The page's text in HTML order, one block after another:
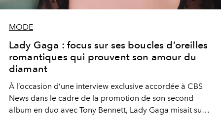
MODE
Lady Gaga : focus sur ses boucles d’oreilles
romantiques qui prouvent son amour du
diamant
À l’occasion d’une interview exclusive accordée à CBS
News dans le cadre de la promotion de son second
album en duo avec Tony Bennett, Lady Gaga misait sur